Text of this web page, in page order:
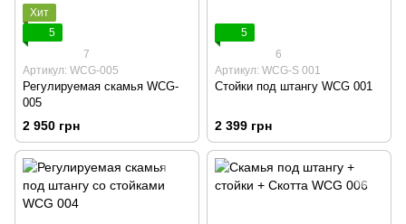
Хит
5
7
Артикул: WCG-005
Регулируемая скамья WCG-
005
2 950 грн
5
6
Артикул: WCG-S 001
Стойки под штангу WCG 001
2 399 грн